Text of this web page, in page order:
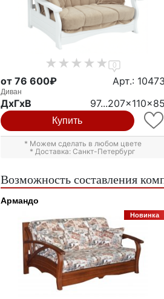
0
от 76 600₽ Арт.: 10473
Диван
ДxГxВ 97...207x110x85
Купить
* Можем сделать в любом цвете
* Доставка: Санкт-Петербург
Возможность составления
Армандо
Новинка